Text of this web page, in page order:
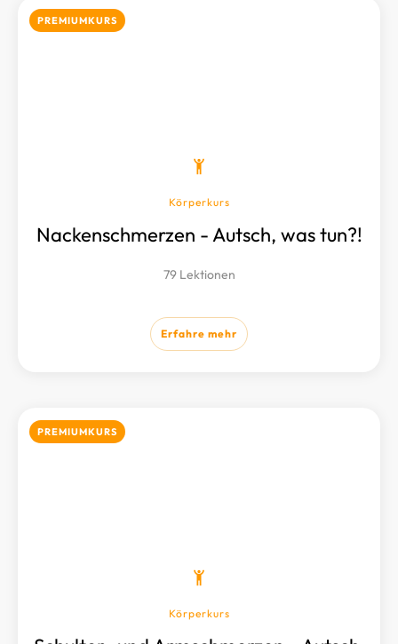
PREMIUMKURS
Körperkurs
Nackenschmerzen - Autsch, was tun?!
79 Lektionen
Erfahre mehr
PREMIUMKURS
Körperkurs